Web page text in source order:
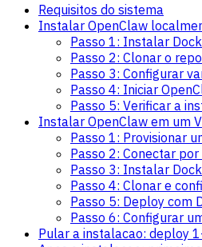
Requisitos do sistema
Instalar OpenClaw
Passo 1: Instalar
Passo 2: Clonar o
Passo 3: Configurar
Passo 4: Iniciar
Passo 5: Verificar a
Instalar OpenClaw em um
Passo 1: Provisionar
Passo 2: Conectar por
Passo 3: Instalar
Passo 4: Clonar e
Passo 5: Deploy com
Passo 6: Configurar
Pular a instalacao: deploy